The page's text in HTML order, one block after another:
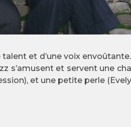
et d’une voix
s’amusent et servent une
et une petite perle